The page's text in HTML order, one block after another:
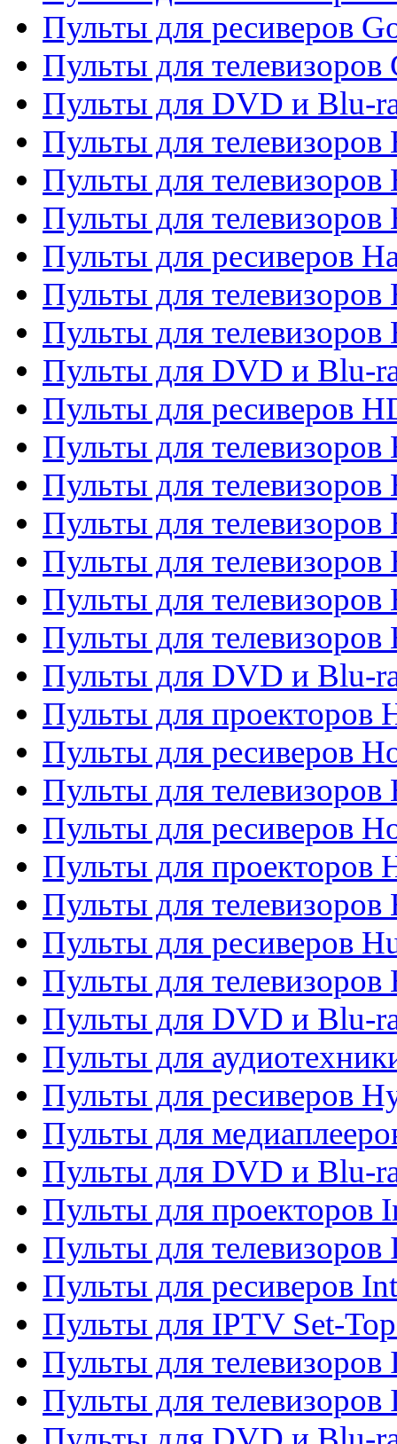
Пульты для ресиверов
Пульты для телевизоров
Пульты для DVD и Blu-
Пульты для телевизоров
Пульты для телевизоров
Пульты для
Пульты для ресиверов
Пульты для телевизоров
Пульты для телевизоров
Пульты для DVD и Blu-
Пульты для ресиверов
Пульты для
Пульты для телевизоров
Пульты для телевизоров
Пульты для телевизоров
Пульты для телевизоров
Пульты для телевизоров
Пульты для DVD и Blu-
Пульты для проекторов
Пульты для ресиверов
Пульты для
Пульты для ресиверов
Пульты для проекторов
Пульты для телевизоров
Пульты для ресиверов
Пульты для
Пульты для DVD и Blu-
Пульты для
Пульты для ресиверов
Пульты для
Пульты для DVD и Blu-
Пульты для проекторов
Пульты для
Пульты для ресиверов
Пульты для IPTV Set-
Пульты для телевизоров
Пульты для телевизоров